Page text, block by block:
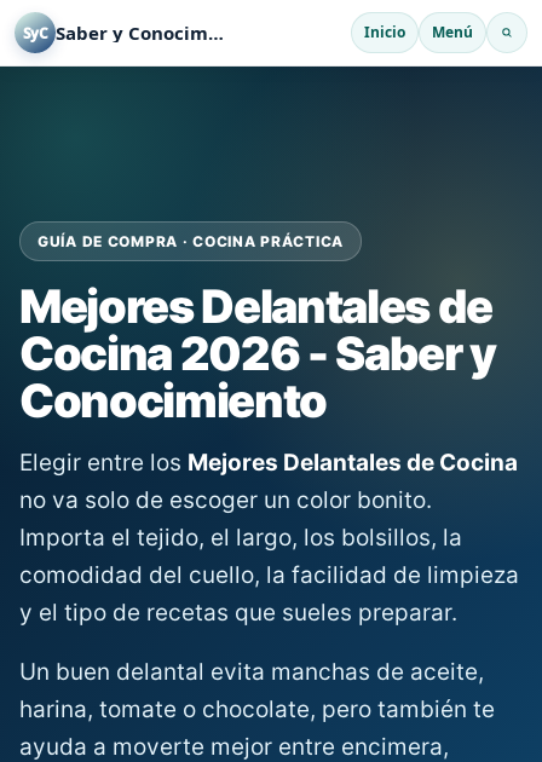
SyC Saber y Conocimiento Inicio Menú
GUÍA DE COMPRA · COCINA PRÁCTICA
Mejores Delantales de
Cocina 2026 - Saber y
Conocimiento
Elegir entre los Mejores Delantales de Cocina
no va solo de escoger un color bonito.
Importa el tejido, el largo, los bolsillos, la
comodidad del cuello, la facilidad de limpieza
y el tipo de recetas que sueles preparar.
Un buen delantal evita manchas de aceite,
harina, tomate o chocolate, pero también te
ayuda a moverte mejor entre encimera,